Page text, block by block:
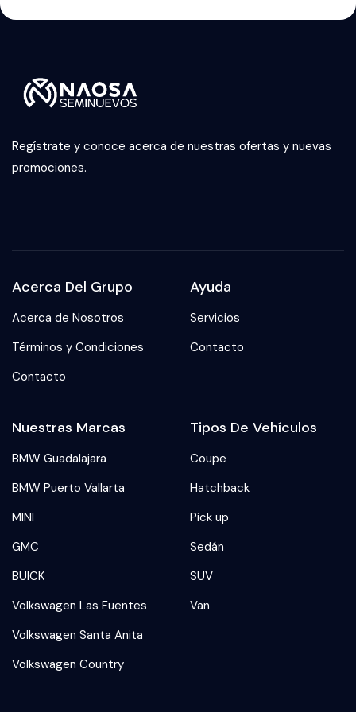
Regístrate y conoce acerca de nuestras ofertas y nuevas
promociones.
Acerca Del Grupo
Acerca de Nosotros
Términos y Condiciones
Contacto
Ayuda
Servicios
Contacto
Nuestras Marcas
BMW Guadalajara
BMW Puerto Vallarta
MINI
GMC
BUICK
Volkswagen Las Fuentes
Volkswagen Santa Anita
Volkswagen Country
Tipos De Vehículos
Coupe
Hatchback
Pick up
Sedán
SUV
Van